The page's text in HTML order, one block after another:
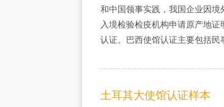
和中国领事实践，我国企业因
入境检验检疫机构申请原产地
认证。巴西使馆认证主要包括
土耳其大使馆认证样本